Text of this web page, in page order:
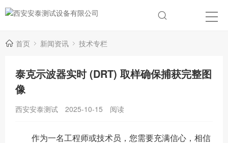
首页 新闻资讯 技术专栏
泰克示波器实时 (DRT) 取样确保捕获完整图
像
西安安泰测试 2025-10-15 阅读
作为一名工程师或技术员，您需要充满信心，相信